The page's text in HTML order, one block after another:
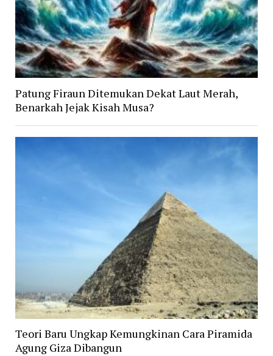
Patung Firaun Ditemukan Dekat Laut Merah,
Benarkah Jejak Kisah Musa?
Teori Baru Ungkap Kemungkinan Cara Piramida
Agung Giza Dibangun